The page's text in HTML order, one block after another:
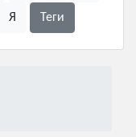
Я Теги